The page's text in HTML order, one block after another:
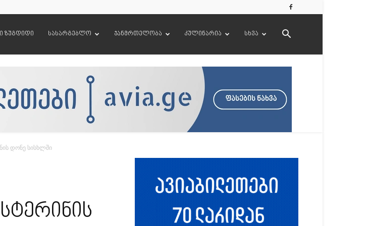
ზუგდიდი სასარგებლო ჯანმრთელობა კულინარია სხვა
დონე სისხლში